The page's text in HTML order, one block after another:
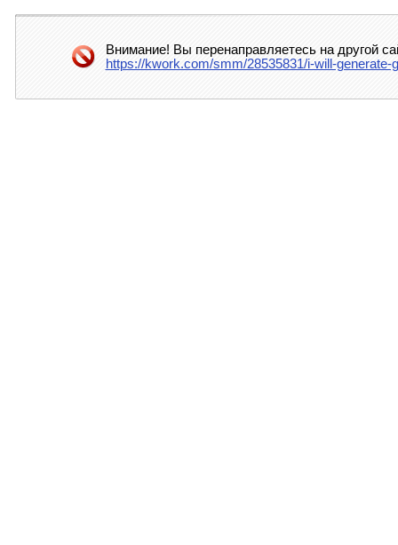
Внимание! Вы перенаправляетесь на другой
https://kwork.com/smm/28535831/i-will-